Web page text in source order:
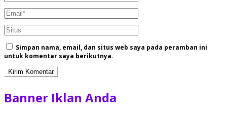
Simpan nama, email, dan situs web saya pada peramban ini
untuk komentar saya berikutnya.
Banner Iklan Anda